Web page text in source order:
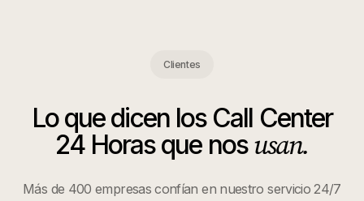
Clientes
Lo que dicen los Call Center
24 Horasque nosusan.
Más de 400 empresas confían en nuestro servicio 24/7